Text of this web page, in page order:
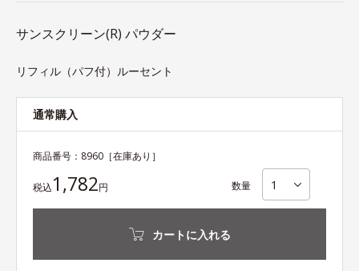
サンスクリーン(R) パウダー
リフィル（パフ付）ルーセント
通常購入
商品番号： 8960 ［在庫あり］
税込1,782円 数量
カートに入れる